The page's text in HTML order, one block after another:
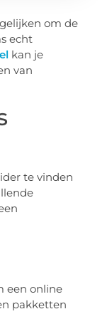
om de
echt
kan je
van
te vinden
een online
pakketten